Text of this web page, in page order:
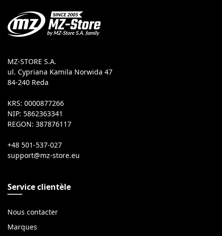
MZ-STORE S.A.
ul. Cypriana Kamila Norwida 47
84-240 Reda
KRS: 0000877266
NIP: 5862363341
REGON: 387876117
+48 501-537-027
Service clientèle
Nous contacter
Marques